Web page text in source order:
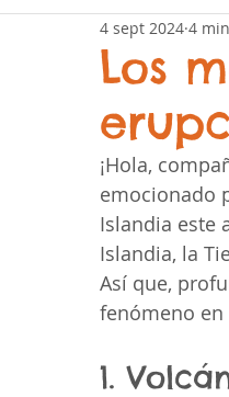
Los
4 sept 2024 4
¡Hola,
emocionado
Islandia este
Islandia, la
Así que,
fenómeno en
1.